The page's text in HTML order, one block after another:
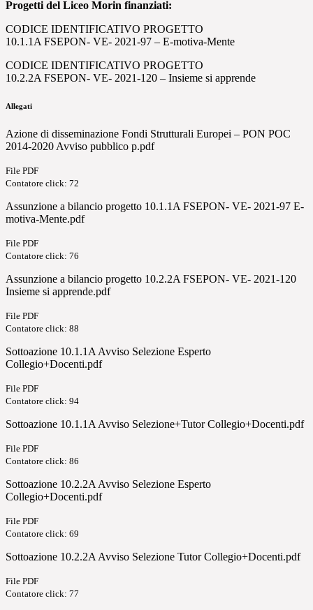
Progetti del Liceo Morin finanziati:
CODICE IDENTIFICATIVO PROGETTO
10.1.1A FSEPON- VE- 2021-97 – E-motiva-Mente
CODICE IDENTIFICATIVO PROGETTO
10.2.2A FSEPON- VE- 2021-120 – Insieme si apprende
Allegati
Azione di disseminazione Fondi Strutturali Europei – PON POC
2014-2020 Avviso pubblico p.pdf
File PDF
Contatore click: 72
Assunzione a bilancio progetto 10.1.1A FSEPON- VE- 2021-97 E-
motiva-Mente.pdf
File PDF
Contatore click: 76
Assunzione a bilancio progetto 10.2.2A FSEPON- VE- 2021-120
Insieme si apprende.pdf
File PDF
Contatore click: 88
Sottoazione 10.1.1A Avviso Selezione Esperto
Collegio+Docenti.pdf
File PDF
Contatore click: 94
Sottoazione 10.1.1A Avviso Selezione+Tutor Collegio+Docenti.pdf
File PDF
Contatore click: 86
Sottoazione 10.2.2A Avviso Selezione Esperto
Collegio+Docenti.pdf
File PDF
Contatore click: 69
Sottoazione 10.2.2A Avviso Selezione Tutor Collegio+Docenti.pdf
File PDF
Contatore click: 77